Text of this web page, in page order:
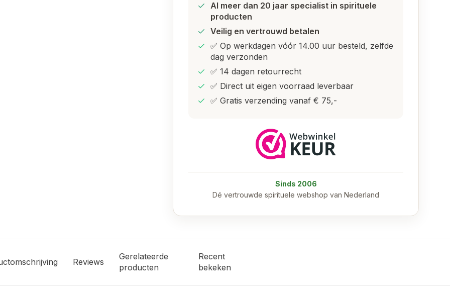
Al meer dan 20 jaar specialist in spirituele
producten
Veilig en vertrouwd betalen
✅ Op werkdagen vóór 14.00 uur besteld, zelfde
dag verzonden
✅ 14 dagen retourrecht
✅ Direct uit eigen voorraad leverbaar
✅ Gratis verzending vanaf € 75,-
Sinds 2006
Dé vertrouwde spirituele webshop van Nederland
Reviews
Gerelateerde
producten
Recent
bekeken